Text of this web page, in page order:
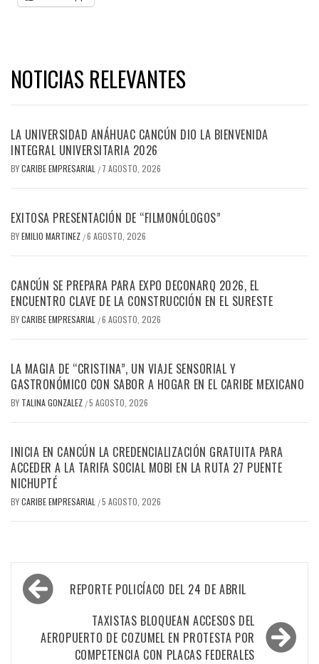
NOTICIAS RELEVANTES
LA UNIVERSIDAD ANÁHUAC CANCÚN DIO LA BIENVENIDA
INTEGRAL UNIVERSITARIA 2026
BYCARIBE EMPRESARIAL / 7 AGOSTO, 2026
EXITOSA PRESENTACIÓN DE “FILMONÓLOGOS”
BYEMILIO MARTINEZ /6 AGOSTO, 2026
CANCÚN SE PREPARA PARA EXPO DECONARQ 2026, EL
ENCUENTRO CLAVE DE LA CONSTRUCCIÓN EN EL SURESTE
BYCARIBE EMPRESARIAL /6 AGOSTO, 2026
LA MAGIA DE “CRISTINA”, UN VIAJE SENSORIAL Y
GASTRONÓMICO CON SABOR A HOGAR EN EL CARIBE MEXICANO
BY TALINA GONZALEZ /5 AGOSTO, 2026
INICIA EN CANCÚN LA CREDENCIALIZACIÓN GRATUITA PARA
ACCEDER A LA TARIFA SOCIAL MOBI EN LA RUTA 27 PUENTE
NICHUPTÉ
BYCARIBE EMPRESARIAL /5 AGOSTO, 2026
Navegación
de
entradas
REPORTE POLICÍACO DEL 24 DE ABRIL
TAXISTAS BLOQUEAN ACCESOS DEL
AEROPUERTO DE COZUMEL EN PROTESTA POR
COMPETENCIA CON PLACAS FEDERALES